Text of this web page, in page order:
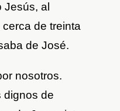
Jesús, al
de treinta
de José.
nosotros.
dignos de